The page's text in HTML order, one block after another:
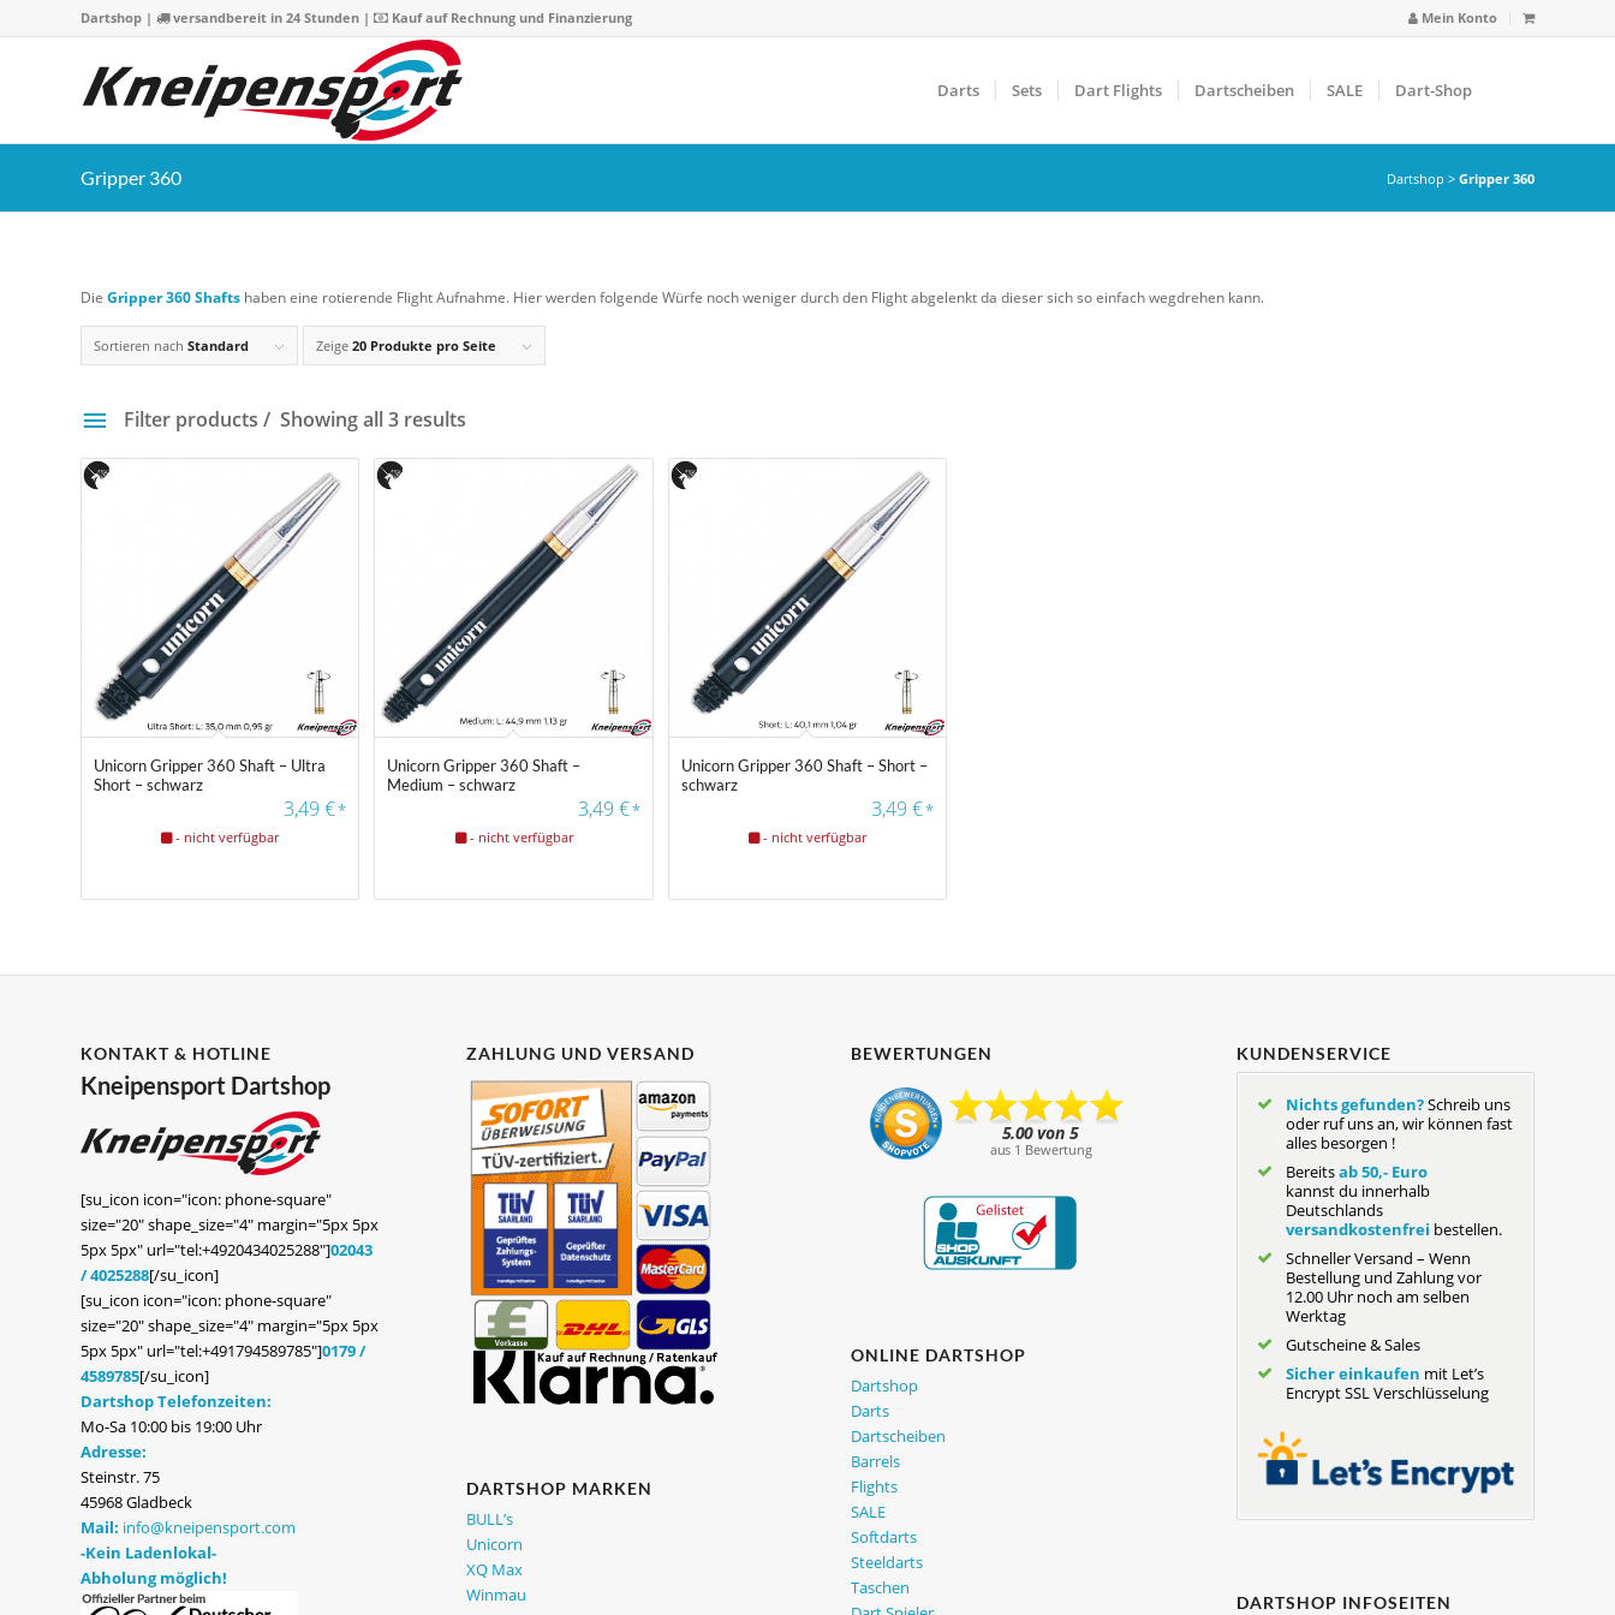
Mein Konto
Dartshop | versandbereit in 24 Stunden | Kauf auf Rechnung und Finanzierung
Darts Sets Dart Flights Dartscheiben SALE Dart-Shop
Gripper 360 Dartshop > Gripper 360
Die Gripper 360 Shafts haben eine rotierende Flight Aufnahme. Hier werden folgende Würfe noch weniger durch den Flight abgelenkt da dieser sich so einfach wegdrehen kann.
Sortieren nach Standard Zeige 20 Produkte pro Seite
Filter products Showing all 3 results
3 €
4
14 g
Unicorn Gripper 360 Shaft – Ultra
Short – schwarz
3,49€*
- nicht verfügbar
Unicorn Gripper 360 Shaft –
Medium – schwarz
3,49 €*
- nicht verfügbar
Unicorn Gripper 360 Shaft – Short –
schwarz
3,49€*
- nicht verfügbar
KONTAKT & HOTLINE
Kneipensport Dartshop
[su_icon icon="icon: phone-square"
size="20" shape_size="4" margin="5px 5px
5px 5px" url="tel:+4920434025288"]02043
/ 4025288[/su_icon]
[su_icon icon="icon: phone-square"
size="20" shape_size="4" margin="5px 5px
5px 5px" url="tel:+491794589785"]0179 /
4589785[/su_icon]
Dartshop Telefonzeiten:
Mo-Sa 10:00 bis 19:00 Uhr
Adresse:
Steinstr. 75
45968 Gladbeck
Mail: info@kneipensport.com
-Kein Ladenlokal-
Abholung möglich!
ZAHLUNG UND VERSAND
DARTSHOP MARKEN
BULL’s
Unicorn
XQ Max
Winmau
BEWERTUNGEN
ONLINE DARTSHOP
Dartshop
Darts
Dartscheiben
Barrels
Flights
SALE
Softdarts
Steeldarts
Taschen
KUNDENSERVICE
Nichts gefunden?Schreib uns
oder ruf uns an, wir können fast
alles besorgen !
Bereitsab 50,- Euro
kannst du innerhalb
Deutschlands
versandkostenfrei bestellen.
Schneller Versand – Wenn
Bestellung und Zahlung vor
12.00 Uhr noch am selben
Werktag
Gutscheine & Sales
Sicher einkaufen mit Let’s
Encrypt SSL Verschlüsselung
DARTSHOP INFOSEITEN